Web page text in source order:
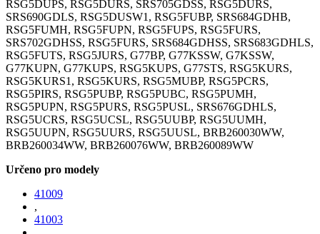
RSG5DUPS, RSG5DURS, SRS705GDSS, RSG5DURS,
SRS690GDLS, RSG5DUSW1, RSG5FUBP, SRS684GDHB,
RSG5FUMH, RSG5FUPN, RSG5FUPS, RSG5FURS,
SRS702GDHSS, RSG5FURS, SRS684GDHSS, SRS683GDHLS,
RSG5FUTS, RSG5JURS, G77BP, G77KSSW, G7KSSW,
G77KUPN, G77KUPS, RSG5KUPS, G77STS, RSG5KURS,
RSG5KURS1, RSG5KURS, RSG5MUBP, RSG5PCRS,
RSG5PIRS, RSG5PUBP, RSG5PUBC, RSG5PUMH,
RSG5PUPN, RSG5PURS, RSG5PUSL, SRS676GDHLS,
RSG5UCRS, RSG5UCSL, RSG5UUBP, RSG5UUMH,
RSG5UUPN, RSG5UURS, RSG5UUSL, BRB260030WW,
BRB260034WW, BRB260076WW, BRB260089WW
Určeno pro modely
41009
,
41003